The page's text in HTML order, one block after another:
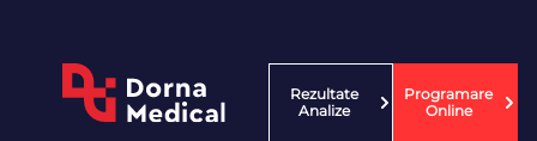
Rezultate
Analize
Programare
Online